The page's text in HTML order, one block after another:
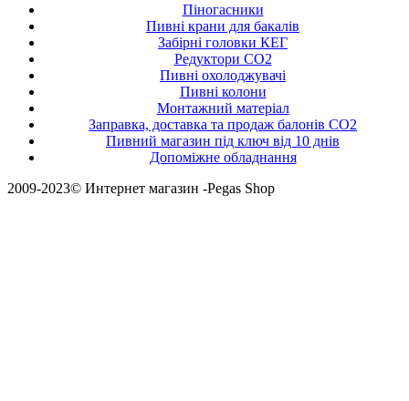
Піногасники
Пивні крани для бакалів
Забірні головки КЕГ
Редуктори СО2
Пивні охолоджувачі
Пивні колони
Монтажний матеріал
Заправка, доставка та продаж балонів CO2
Пивний магазин під ключ від 10 днів
Допоміжне обладнання
2009-2023© Интернет магазин -Pegas Shop